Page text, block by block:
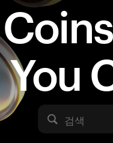
You
검색